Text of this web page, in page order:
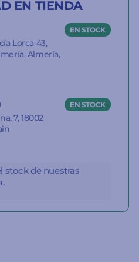
EN TIENDA
Lorca 43,
Almería,
EN STOCK
7, 18002
EN STOCK
stock de nuestras